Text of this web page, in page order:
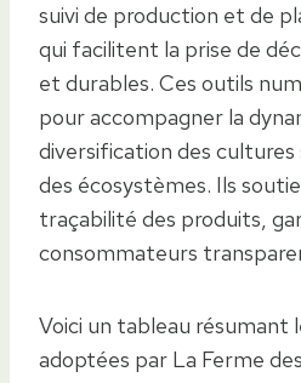
suivi de production et de
qui facilitent la prise de
et durables. Ces outils
pour accompagner la
diversification des cultures
des écosystèmes. Ils
traçabilité des produits,
consommateurs
Voici un tableau résumant
adoptées par La Ferme